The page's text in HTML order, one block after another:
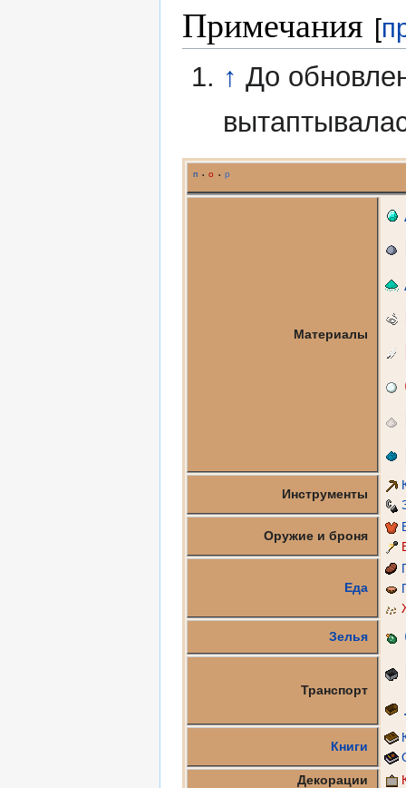
Примечания [
↑ До
п • о • р
Материалы
Инструменты
Оружие и броня
Еда
Зелья
Транспорт
Книги
Декорации